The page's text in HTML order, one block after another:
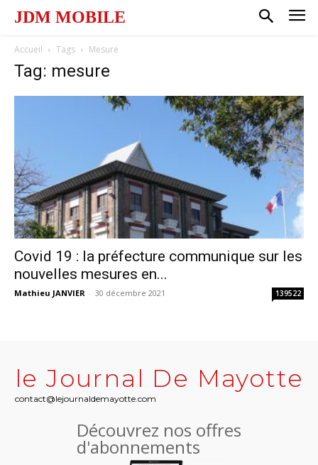
JDM MOBILE
Accueil Tags Mesure
Tag: mesure
Covid 19 : la préfecture communique sur les
nouvelles mesures en...
Mathieu JANVIER - 30 décembre 2021 139522
le Journal De Mayotte
contact@lejournaldemayotte.com
Découvrez nos offres
d'abonnements